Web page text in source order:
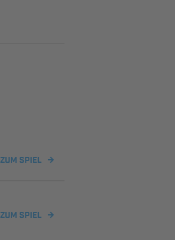
ZUM SPIEL
ZUM SPIEL